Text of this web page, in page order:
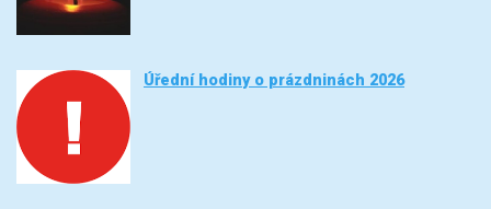
Úřední hodiny o prázdninách 2026